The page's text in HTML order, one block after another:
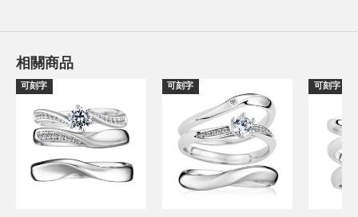
相關商品
可刻字 可刻字 可刻字